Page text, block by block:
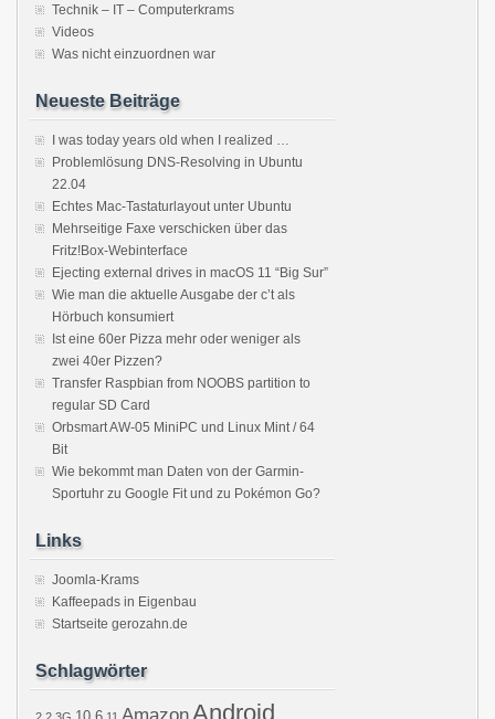
Technik – IT – Computerkrams
Videos
Was nicht einzuordnen war
Neueste Beiträge
I was today years old when I realized …
Problemlösung DNS-Resolving in Ubuntu
22.04
Echtes Mac-Tastaturlayout unter Ubuntu
Mehrseitige Faxe verschicken über das
Fritz!Box-Webinterface
Ejecting external drives in macOS 11 “Big Sur”
Wie man die aktuelle Ausgabe der c’t als
Hörbuch konsumiert
Ist eine 60er Pizza mehr oder weniger als
zwei 40er Pizzen?
Transfer Raspbian from NOOBS partition to
regular SD Card
Orbsmart AW-05 MiniPC und Linux Mint / 64
Bit
Wie bekommt man Daten von der Garmin-
Sportuhr zu Google Fit und zu Pokémon Go?
Links
Joomla-Krams
Kaffeepads in Eigenbau
Startseite gerozahn.de
Schlagwörter
Android